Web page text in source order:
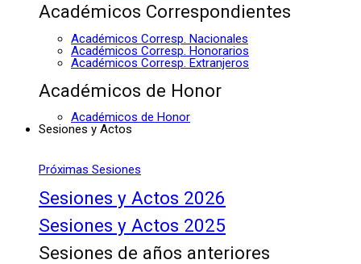
Académicos Correspondientes
Académicos Corresp. Nacionales
Académicos Corresp. Honorarios
Académicos Corresp. Extranjeros
Académicos de Honor
Académicos de Honor
Sesiones y Actos
Próximas Sesiones
Sesiones y Actos 2026
Sesiones y Actos 2025
Sesiones de años anteriores